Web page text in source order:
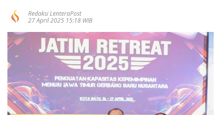
Redaksi LenteraPost
27 April 2025 15:18 WIB